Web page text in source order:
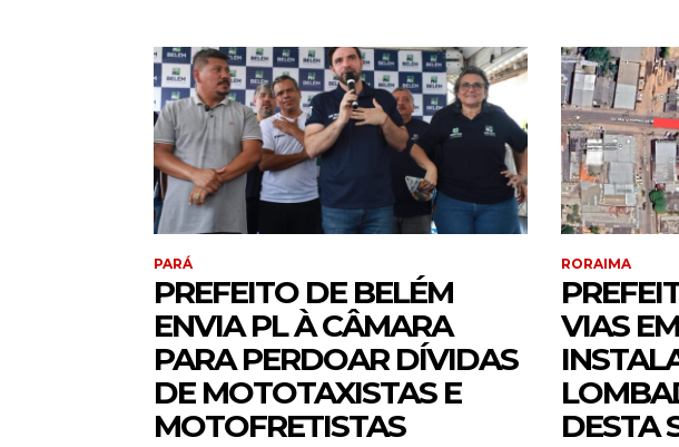
PARÁ
PREFEITO DE BELÉM
ENVIA PL À CÂMARA
PARA PERDOAR DÍVIDAS
DE MOTOTAXISTAS E
MOTOFRETISTAS
RORAIMA
VIAS
DESTA